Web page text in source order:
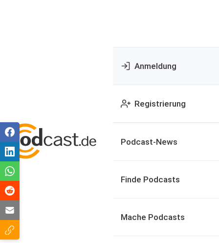
Anmeldung
Registrierung
Podcast-News
Finde Podcasts
Mache Podcasts